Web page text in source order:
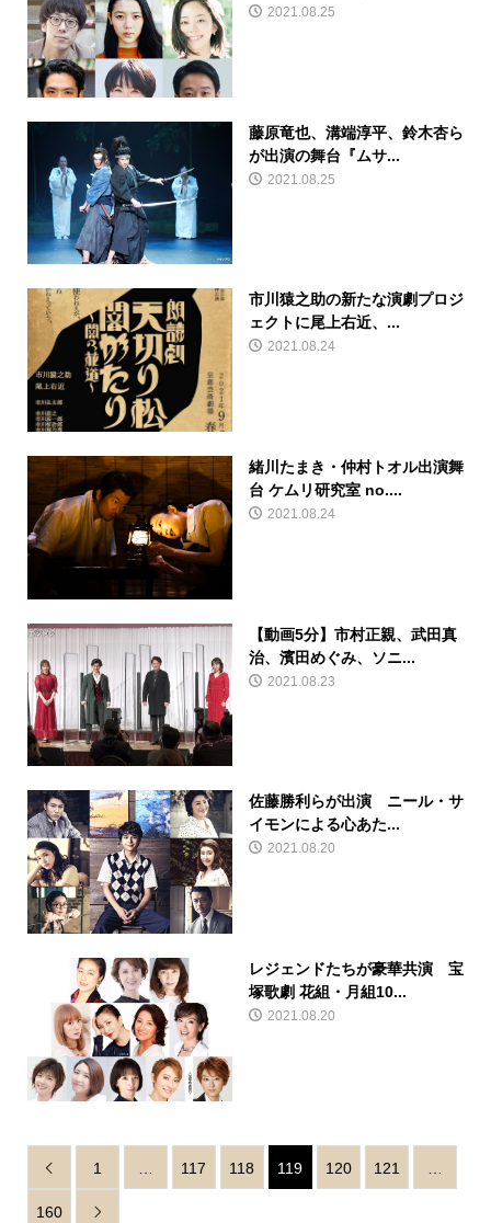
2021.08.25
藤原竜也、溝端淳平、鈴木杏ら
が出演の舞台『ムサ...
2021.08.25
市川猿之助の新たな演劇プロジ
ェクトに尾上右近、...
2021.08.24
緒川たまき・仲村トオル出演舞
台 ケムリ研究室 no....
2021.08.24
【動画5分】市村正親、武田真
治、濱田めぐみ、ソニ...
2021.08.23
佐藤勝利らが出演 ニール・サ
イモンによる心あた...
2021.08.20
レジェンドたちが豪華共演 宝
塚歌劇 花組・月組10...
2021.08.20
 1 117 118 119 120 121
160 